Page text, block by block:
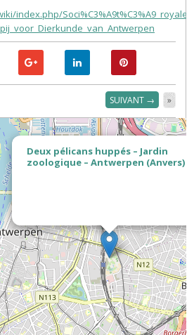
index.php/
SUIVANT → »
Deux pélicans huppés – Jardin
zoologique – Antwerpen (Anvers)